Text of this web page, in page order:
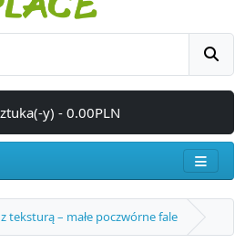
y) - 0.00PLN
teksturą – małe poczwórne fale